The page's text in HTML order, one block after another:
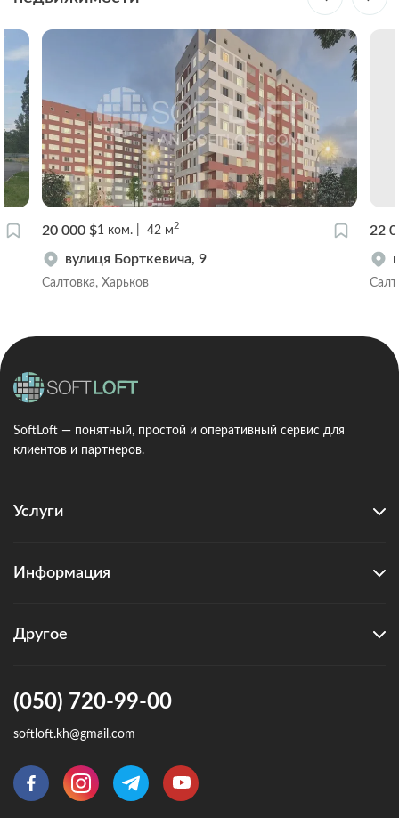
20 000 $1 ком. 42 м2
вулиця Борткевича, 9
Салтовка, Харьков
22
SoftLoft — понятный, простой и оперативный сервис для
клиентов и партнеров.
Услуги
Информация
Другое
(050) 720-99-00
softloft.kh@gmail.com